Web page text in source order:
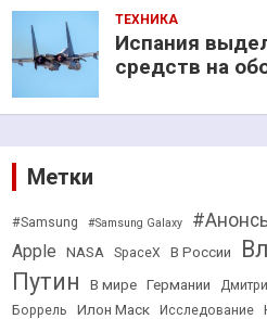
ТЕХНИКА
Испания
средств на
Метки
#Samsung #Samsung Galaxy
Apple NASA SpaceX В России
Путин
В мире Германии
Боррель
Илон Маск Исследование